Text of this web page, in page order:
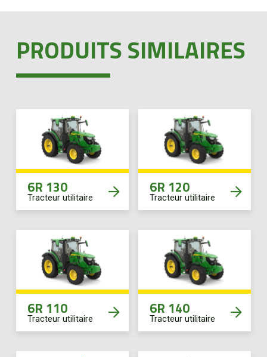
PRODUITS SIMILAIRES
6R 130
Tracteur utilitaire
6R 120
Tracteur utilitaire
6R 110
Tracteur utilitaire
6R 140
Tracteur utilitaire